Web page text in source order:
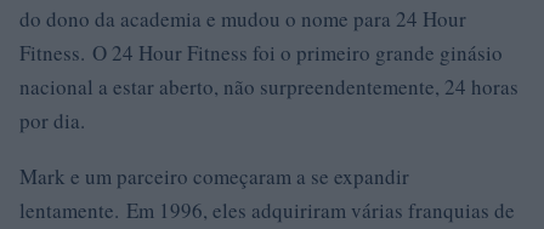
do dono da academia e mudou o nome para 24 Hour
Fitness. O 24 Hour Fitness foi o primeiro grande ginásio
nacional a estar aberto, não surpreendentemente, 24 horas
por dia.
Mark e um parceiro começaram a se expandir
lentamente. Em 1996, eles adquiriram várias franquias de